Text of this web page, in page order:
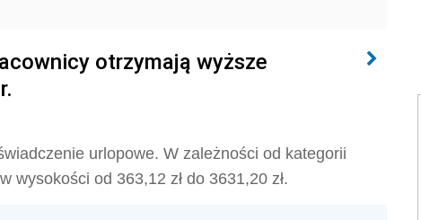
otrzymają wyższe
urlopowe. W zależności od kategorii
wysokości od 363,12 zł do 3631,20 zł.